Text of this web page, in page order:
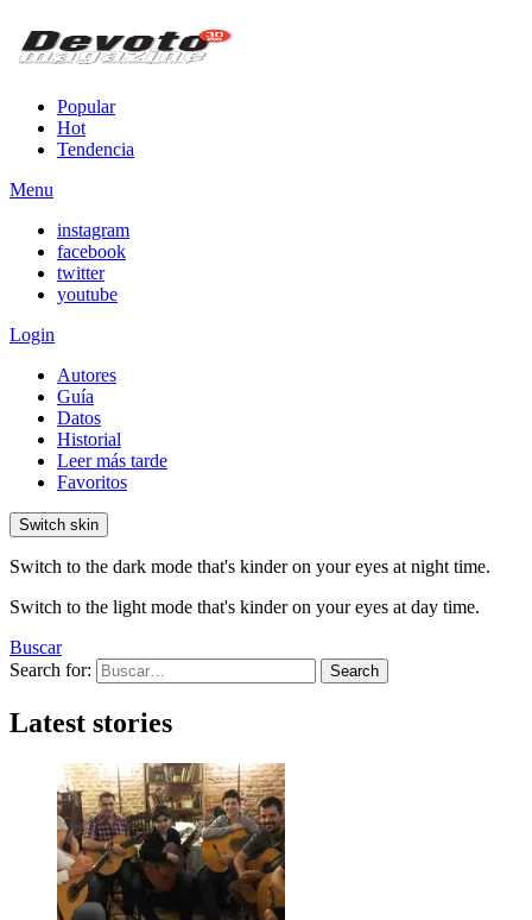
Popular
Hot
Tendencia
Menu
instagram
facebook
twitter
youtube
Login
Autores
Guía
Datos
Historial
Leer más tarde
Favoritos
Switch skin
Switch to the dark mode that's kinder on your eyes at night time.
Switch to the light mode that's kinder on your eyes at day time.
Buscar
Search for:
Search
Latest stories